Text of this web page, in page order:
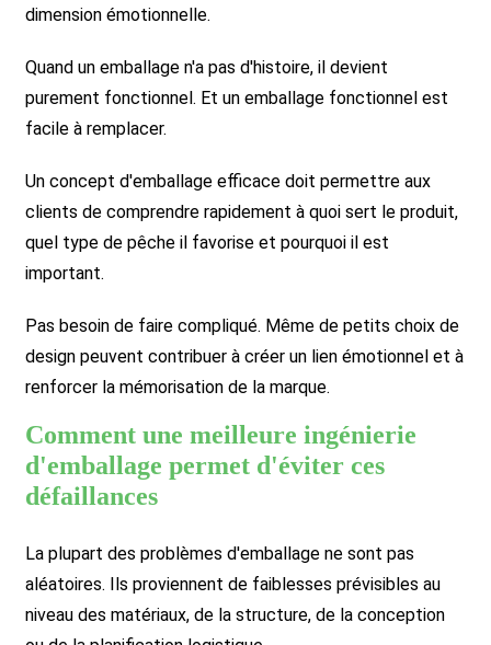
dimension émotionnelle.
Quand un emballage n'a pas d'histoire, il devient
purement fonctionnel. Et un emballage fonctionnel est
facile à remplacer.
Un concept d'emballage efficace doit permettre aux
clients de comprendre rapidement à quoi sert le produit,
quel type de pêche il favorise et pourquoi il est
important.
Pas besoin de faire compliqué. Même de petits choix de
design peuvent contribuer à créer un lien émotionnel et à
renforcer la mémorisation de la marque.
Comment une meilleure ingénierie
d'emballage permet d'éviter ces
défaillances
La plupart des problèmes d'emballage ne sont pas
aléatoires. Ils proviennent de faiblesses prévisibles au
niveau des matériaux, de la structure, de la conception